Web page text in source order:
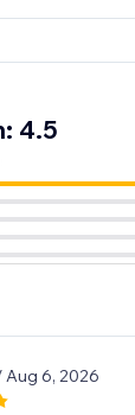
4.5
Aug 6, 2026